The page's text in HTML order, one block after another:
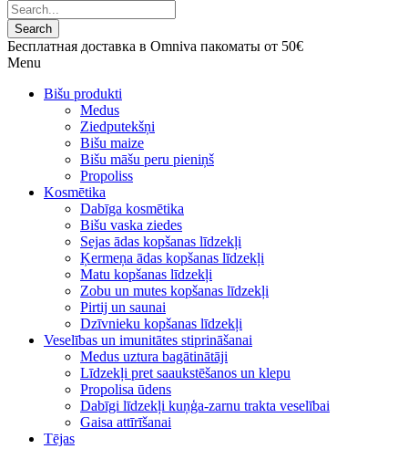
Search
Бесплатная доставка в Omniva пакоматы от 50€
Menu
Bišu produkti
Medus
Ziedputekšņi
Bišu maize
Bišu māšu peru pieniņš
Propoliss
Kosmētika
Dabīga kosmētika
Bišu vaska ziedes
Sejas ādas kopšanas līdzekļi
Ķermeņa ādas kopšanas līdzekļi
Matu kopšanas līdzekļi
Zobu un mutes kopšanas līdzekļi
Pirtij un saunai
Dzīvnieku kopšanas līdzekļi
Veselības un imunitātes stiprināšanai
Medus uztura bagātinātāji
Līdzekļi pret saaukstēšanos un klepu
Propolisa ūdens
Dabīgi līdzekļi kuņģa-zarnu trakta veselībai
Gaisa attīrīšanai
Tējas